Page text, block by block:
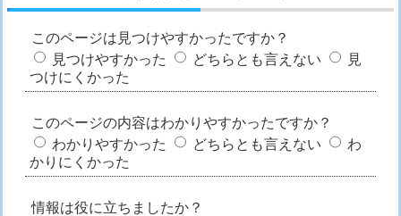
このページは見つけやすかったですか？
見つけやすかった
どちらとも言えない
見
つけにくかった
このページの内容はわかりやすかったですか？
わかりやすかった
どちらとも言えない
わ
かりにくかった
情報は役に立ちましたか？